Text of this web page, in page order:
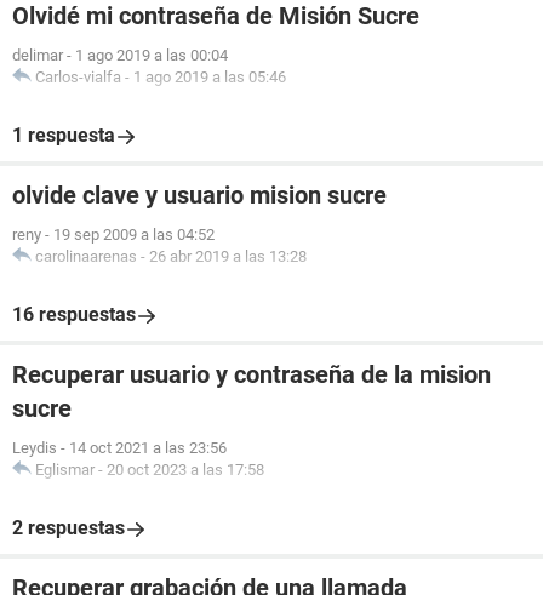
Olvidé mi contraseña de Misión Sucre
delimar - 1 ago 2019 a las 00:04
Carlos-vialfa - 1 ago 2019 a las 05:46
1 respuesta
olvide clave y usuario mision sucre
reny - 19 sep 2009 a las 04:52
carolinaarenas - 26 abr 2019 a las 13:28
16 respuestas
Recuperar usuario y contraseña de la mision
sucre
Leydis - 14 oct 2021 a las 23:56
Eglismar - 20 oct 2023 a las 17:58
2 respuestas
Recuperar grabación de una llamada